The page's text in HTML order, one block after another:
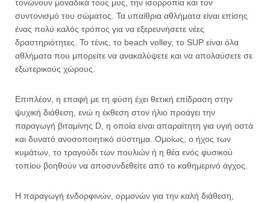
τονώνουν μοναδικά τους μυς, την ισορροπία και τον
συντονισμό του σώματος. Τα υπαίθρια αθλήματα είναι επίσης
ένας πολύ καλός τρόπος για να εξερευνήσετε νέες
δραστηριότητες. Το τένις, το beach volley, το SUP είναι όλα
αθλήματα που μπορείτε να ανακαλύψετε και να απολαύσετε σε
εξωτερικούς χώρους.
Επιπλέον, η επαφή με τη φύση έχει θετική επίδραση στην
ψυχική διάθεση, ενώ η έκθεση στον ήλιο προάγει την
παραγωγή βιταμίνης D, η οποία είναι απαραίτητη για υγιή οστά
και δυνατό ανοσοποιητικό σύστημα. Ομοίως, ο ήχος των
κυμάτων, το τραγούδι των πουλιών ή η θέα ενός φυσικού
τοπίου βοηθούν να αποσυνδεθείτε από το καθημερινό άγχος.
Η παραγωγή ενδορφινών, ορμονών για την καλή διάθεση,